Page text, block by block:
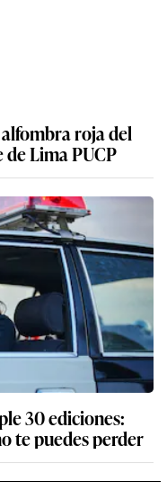
roja del
Lima PUCP
30 ediciones:
te puedes perder